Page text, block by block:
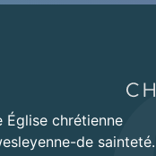
Église chrétienne
de sainteté.